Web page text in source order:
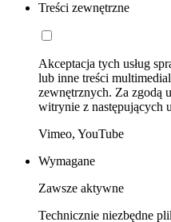
Treści zewnętrzne
Akceptacja tych usług
lub inne treści
zewnętrznych. Za zgodą
witrynie z następujących
Vimeo, YouTube
Wymagane
Zawsze aktywne
Technicznie niezbędne